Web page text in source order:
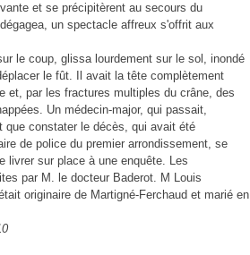
et se précipitèrent au secours du
un spectacle affreux s'offrit aux
le coup, glissa lourdement sur le sol, inondé
le fût. Il avait la tête complètement
et, par les fractures multiples du crâne, des
Un médecin-major, qui passait,
que constater le décès, qui avait été
de police du premier arrondissement, se
livrer sur place à une enquête. Les
par M. le docteur Baderot. M Louis
originaire de Martigné-Ferchaud et marié en